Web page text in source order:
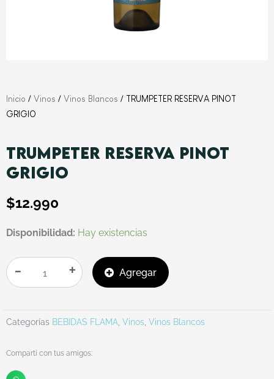
Inicio / Vinos / Vinos Blancos / TRUMPETER RESERVA PINOT
GRIGIO
TRUMPETER RESERVA PINOT
GRIGIO
$12.990
Disponibilidad: Hay existencias
-
TRUMPETER
GRIGIO
+ Agregar
Categorías BEBIDAS FLAMA Vinos Vinos Blancos
Compartí con tus amigos: